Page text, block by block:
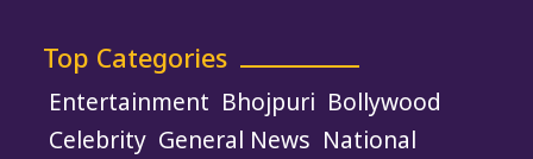
Top Categories
Entertainment Bhojpuri Bollywood
Celebrity General News National